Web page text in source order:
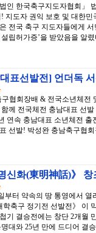
법인 한국축구지도자협회」
지도자 권익 보호 및 대한
전국 축구 지도자들에게
설립허가증’을 받았음을 알
표선발전] 언더독
구협회장배 & 전국소년체전
함께 전국체전 충남대표 선
연속 충남대표 소년체전
선발! 박성완 충남축구협
신화(東明神話)》
부터 약속의 땅 통영에서
학축구 정기전 선발전》 이
기 결승전에는 창단 2개월
대와 25년 만에 드디어 결